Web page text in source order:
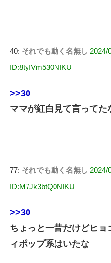
40: それでも動く名無し 2024/
ID:8tyIVm530NIKU
>>30
ママが紅白見て言ってた
77: それでも動く名無し 2024/
ID:M7Jk3btQ0NIKU
>>30
ちょっと一昔だけどヒ
ィポップ系はいたな